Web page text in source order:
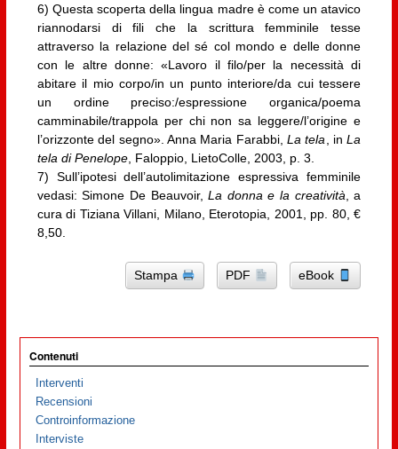
6) Questa scoperta della lingua madre è come un atavico
riannodarsi di fili che la scrittura femminile tesse
attraverso la relazione del sé col mondo e delle donne
con le altre donne: «Lavoro il filo/per la necessità di
abitare il mio corpo/in un punto interiore/da cui tessere
un ordine preciso:/espressione organica/poema
camminabile/trappola per chi non sa leggere/l’origine e
l’orizzonte del segno». Anna Maria Farabbi,La tela , inLa
tela di Penelope, Faloppio, LietoColle, 2003, p. 3.
7) Sull’ipotesi dell’autolimitazione espressiva femminile
vedasi: Simone De Beauvoir,La donna e la creatività , a
cura di Tiziana Villani, Milano, Eterotopia, 2001, pp. 80, €
8,50.
Stampa PDF eBook
Contenuti
Interventi
Recensioni
Controinformazione
Interviste